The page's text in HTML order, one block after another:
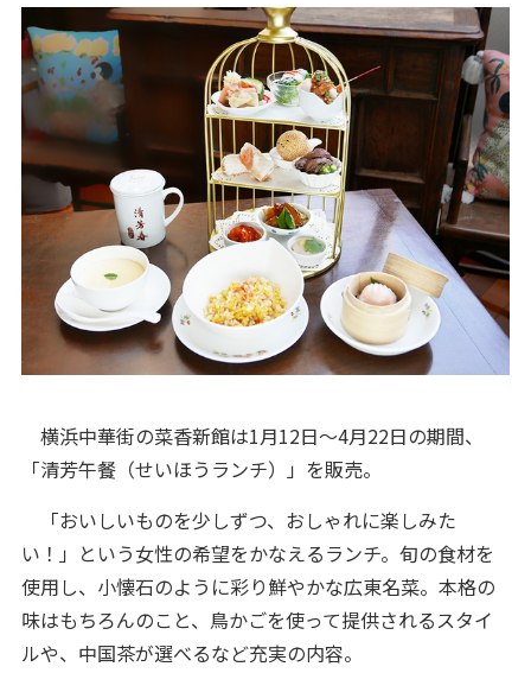
横浜中華街の菜香新館は1月12日～4月22日の期間、
「清芳午餐（せいほうランチ）」を販売。
「おいしいものを少しずつ、おしゃれに楽しみた
い！」という女性の希望をかなえるランチ。旬の食材を
使用し、小懐石のように彩り鮮やかな広東名菜。本格の
味はもちろんのこと、鳥かごを使って提供されるスタイ
ルや、中国茶が選べるなど充実の内容。